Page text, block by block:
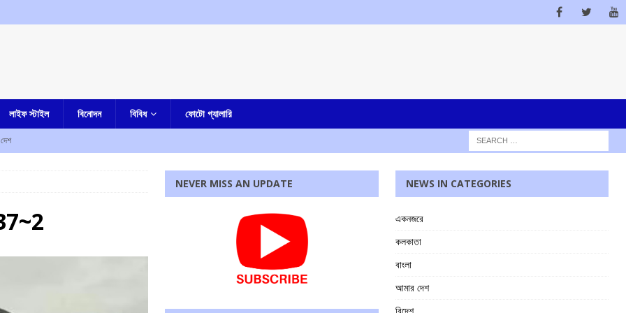
লাইফ স্টাইল বিনোদন বিবিধ ফোটো গ্যালারি
মুখ্যমন্ত্রীর
: মুখ্যমন্ত্রী
পেতে চলেছে কলকাতা হাইকোর্ট
আমার বাংলা
উত্তেজনা ডোমজুর এলাকায়..
NEVER MISS AN UPDATE NEWS IN CATEGORIES
একনজরে
কলকাতা
বাংলা
আমার দেশ